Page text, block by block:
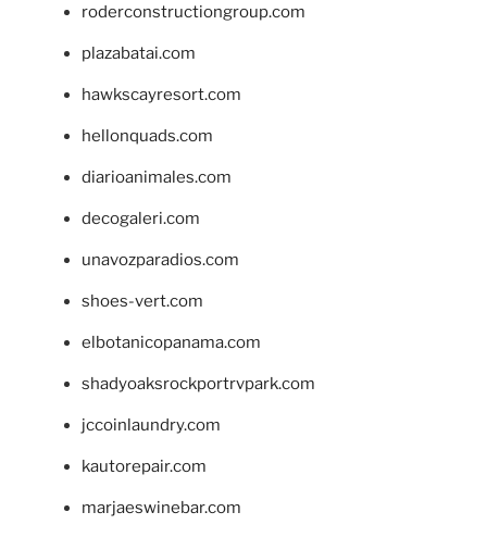
roderconstructiongroup.com
plazabatai.com
hawkscayresort.com
hellonquads.com
diarioanimales.com
decogaleri.com
unavozparadios.com
shoes-vert.com
elbotanicopanama.com
shadyoaksrockportrvpark.com
jccoinlaundry.com
kautorepair.com
marjaeswinebar.com